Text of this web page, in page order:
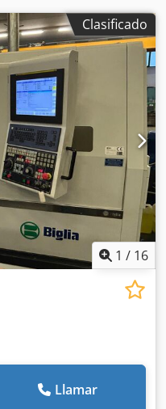
la correa del husillo
de la correa
cojinetes y engranajes
contrahusillo
del tornillo Z2
Reemplazo del
de los relés Reemplazo
de los filtros
Reemplazo de los
en Fanuc
Reemplazo de las
de aire Reemplazo del
de encendido
Reemplazo de la
Clasificado
1 / 16
Llamar